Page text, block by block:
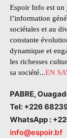
Espoir Info est un
l’information
sociétales et au
constante
dynamique et
les richesses
sa société...EN
PABRE,
Tel: +226
WhatsApp :
info@espoir.bf